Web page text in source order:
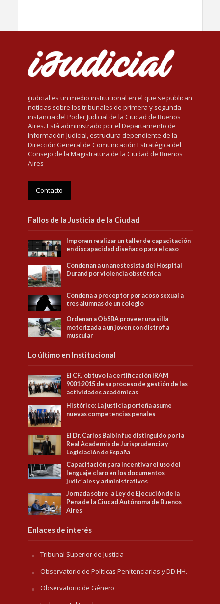
iJudicial es un medio institucional en el que se publican
noticias sobre los tribunales de primera y segunda
instancia del Poder Judicial de la Ciudad de Buenos
Aires. Está administrado por el Departamento de
Información Judicial, estructura dependiente de la
Dirección General de Comunicación Estratégica del
Consejo de la Magistratura de la Ciudad de Buenos
Aires
Contacto
Fallos de la Justicia de la Ciudad
Imponen realizar un taller de capacitación
en discapacidad diseñado para el caso
Condenan a un anestesista del Hospital
Durand por violencia obstétrica
Condena a preceptor por acoso sexual a
tres alumnas de un colegio
Ordenan a ObSBA proveer una silla
motorizada a un joven con distrofia
muscular
Lo último en Institucional
El CFJ obtuvo la certificación IRAM
9001:2015 de su proceso de gestión de las
actividades académicas
Histórico: La justicia porteña asume
nuevas competencias penales
El Dr. Carlos Balbín fue distinguido por la
Real Academia de Jurisprudencia y
Legislación de España
Capacitación para Incentivar el uso del
lenguaje claro en los documentos
judiciales y administrativos
Jornada sobre la Ley de Ejecución de la
Pena de la Ciudad Autónoma de Buenos
Aires
Enlaces de interés
Tribunal Superior de Justicia
Observatorio de Políticas Penitenciarias y DD.HH.
Observatorio de Género